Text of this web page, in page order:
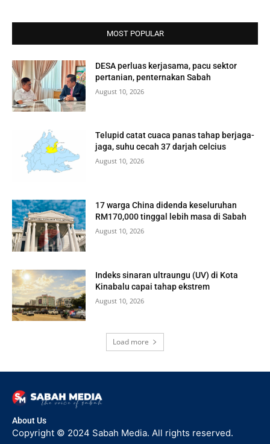
MOST POPULAR
DESA perluas kerjasama, pacu sektor
pertanian, penternakan Sabah
August 10, 2026
Telupid catat cuaca panas tahap berjaga-
jaga, suhu cecah 37 darjah celcius
August 10, 2026
17 warga China didenda keseluruhan
RM170,000 tinggal lebih masa di Sabah
August 10, 2026
Indeks sinaran ultraungu (UV) di Kota
Kinabalu capai tahap ekstrem
August 10, 2026
Load more
About Us
Copyright © 2024 Sabah Media. All rights reserved.